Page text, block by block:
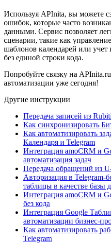
Используя APInita, вы можете
ошибок, которые часто
данными. Сервис позволяет
сценарии, такие как
шаблонов календарей или учет
без единой строки кода.
Попробуйте связку на
автоматизации уже сегодня!
Другие инструкции
Передача записей из
Как синхронизировать
Как автоматизировать
Календаря и Telegram
Интеграция amoCRM и
автоматизация задач
Передача обращений из
Авторизация в Telegram-
таблицы в качестве базы
Интеграция amoCRM и
без кода
Интеграция Google
автоматизации бизнес-
Как автоматизировать
Telegram